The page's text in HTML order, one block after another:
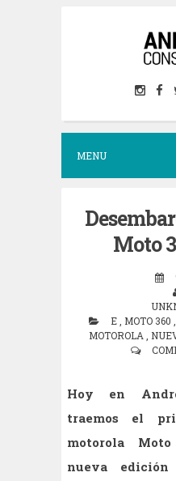
MENU
Moto
E
MOTO 360
MOTOROLA
Hoy en
traemos el
motorola
nueva